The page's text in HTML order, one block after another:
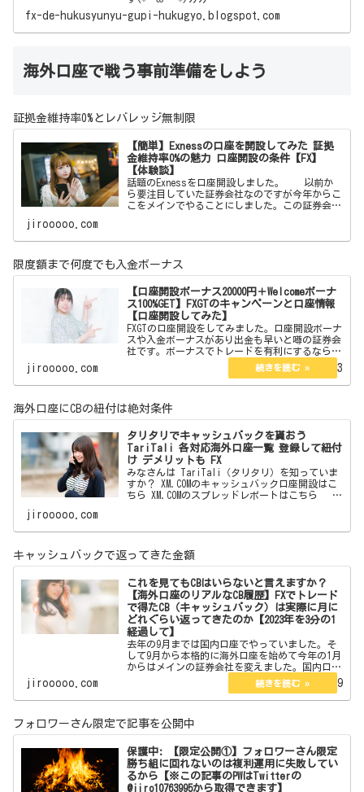
fx-de-hukusyunyu-gupi-hukugyo.blogspot.com
海外口座で戦う事前準備をしよう
証拠金維持率0%とレバレッジ無制限
【簡単】Exnessの口座を開設してみた 証拠
金維持率0%の魅力 口座開設の条件【FX】
【体験談】
話題のExnessを口座開設しました。 以前か
ら要注目していた証券会社なのですが今年からこ
こをメインでやることにしました。この証券会社
はボーナスはありません。しかしそれを補う魅力
jirooooo.com
限度額まで何度でも入金ボーナス
【口座開設ボーナス20000円＋Welcomeボーナ
ス100%GET】FXGTのキャンペーンと口座情報
【口座開設してみた】
FXGTの口座開設をしてみました。口座開設ボーナ
スや入金ボーナスがあり出金も早いと噂の証券会
社です。ボーナスでトレードを有利にするなら。
ここからFXGTのサイトに飛べます 【口座
開設ボーナス20000円＋Welcomeボーナス10…
jirooooo.com 2023.02.13
海外口座にCBの紐付は絶対条件
タリタリでキャッシュバックを貰おう
TariTali 各対応海外口座一覧 登録して紐付
け デメリットも FX
みなさんは TariTali（タリタリ）を知っていま
すか？ XM.COMのキャッシュバック口座開設はこ
ちら XM.COMのスプレッドレポートはこちら
海外口座でトレードをしている方なら 一度は聞
jirooooo.com
キャッシュバックで返ってきた金額
これを見てもCBはいらないと言えますか？
【海外口座のリアルなCB履歴】FXでトレード
で得たCB（キャッシュバック）は実際に月に
どれぐらい返ってきたのか【2023年を3分の1
経過して】
去年の9月までは国内口座でやっていました。そ
して9月から本格的に海外口座を始めて今年の1月
からはメインの証券会社を変えました。国内口座
の時は海外口座のようなCBの仕組みはなくyjfxの
ようにPayPayが後から返ってくるものは利用して
jirooooo.com 2023.04.29
フォロワーさん限定で記事を公開中
保護中: 【限定公開①】フォロワーさん限定
勝ち組に回れないのは複利運用に失敗してい
るから【※この記事のPWはTwitterの
@jiro10763995から取得できます】